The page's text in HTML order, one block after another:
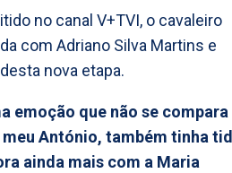
no canal V+TVI, o cavaleiro
com Adriano Silva Martins e
nova etapa.
emoção que não se compara
António, também tinha
ainda mais com a Maria